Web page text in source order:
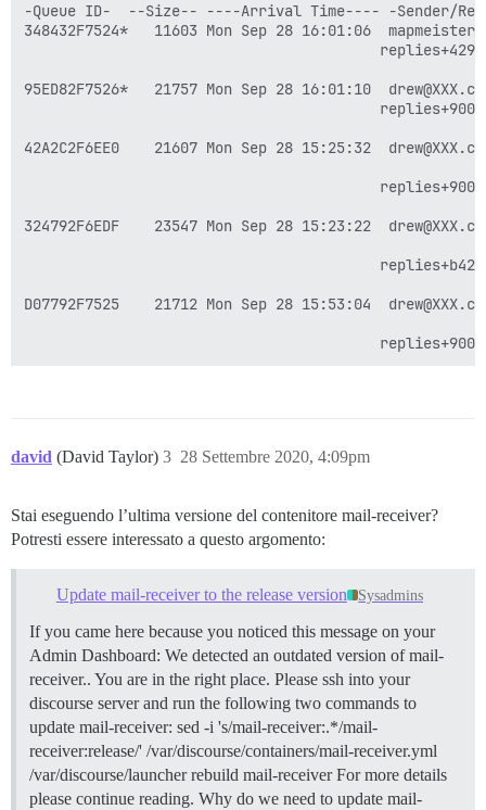
-Queue ID-  --Size-- ----Arrival Time---- -Sender/
348432F7524*   11603 Mon Sep 28 16:01:06
95ED82F7526*   21757 Mon Sep 28 16:01:10
42A2C2F6EE0    21607 Mon Sep 28 15:25:32
324792F6EDF    23547 Mon Sep 28 15:23:22
D07792F7525    21712 Mon Sep 28 15:53:04
david (David Taylor) 28 Settembre 2020, 4:09pm
3
Stai eseguendo l’ultima versione del contenitore mail-receiver?
Potresti essere interessato a questo argomento:
Update mail-receiver to the release version Sysadmins
If you came here because you noticed this message on your
Admin Dashboard: We detected an outdated version of mail-
receiver.. You are in the right place. Please ssh into your
discourse server and run the following two commands to
update mail-receiver: sed -i 's/mail-receiver:.*/mail-
receiver:release/' /var/discourse/containers/mail-receiver.yml
/var/discourse/launcher rebuild mail-receiver For more details
please continue reading. Why do we need to update mail-